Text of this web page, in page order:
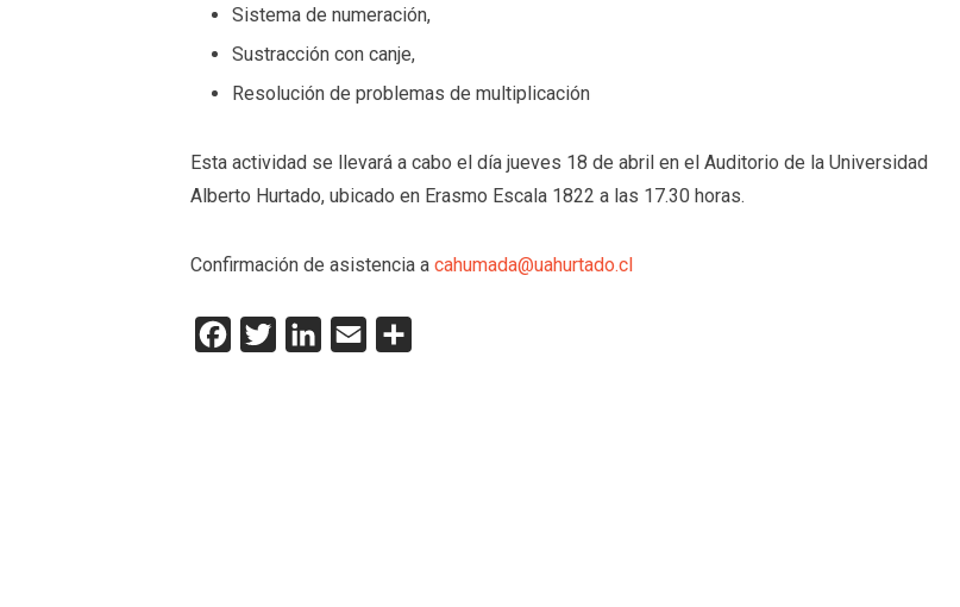
Sistema de numeración,
Sustracción con canje,
Resolución de problemas de multiplicación
Esta actividad se llevará a cabo el día jueves 18 de abril en el Auditorio de la Universidad
Alberto Hurtado, ubicado en Erasmo Escala 1822 a las 17.30 horas.
Confirmación de asistencia acahumada@uahurtado.cl
Facebook
Twitter LinkedInEmail